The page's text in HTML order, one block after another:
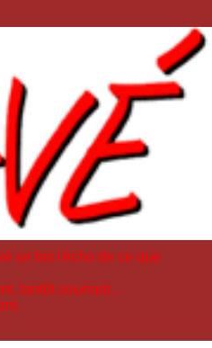
se fait l'écho de ce que
tantôt souriant...